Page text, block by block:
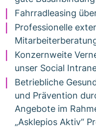
Fahrradleasing
Professionelle
Konzernweite
unser Social
Betriebliche
und Prävention
Angebote im
„Asklepios Aktiv“